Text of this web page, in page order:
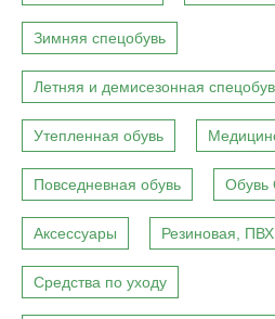
Зимняя спецобувь
Летняя и демисезонная
Утепленная обувь
Повседневная обувь Обувь
Аксессуары Резиновая, ПВХ
Средства по уходу